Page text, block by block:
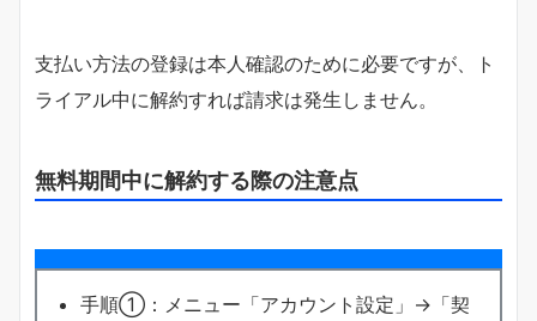
支払い方法の登録は本人確認のために必要ですが、ト
ライアル中に解約すれば請求は発生しません。
無料期間中に解約する際の注意点
手順①：メニュー「アカウント設定」→「契